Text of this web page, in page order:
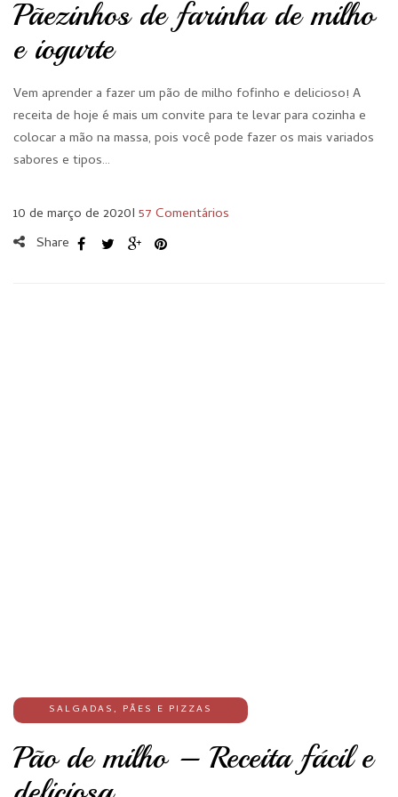
Pãezinhos de farinha de milho
e iogurte
Vem aprender a fazer um pão de milho fofinho e delicioso! A
receita de hoje é mais um convite para te levar para cozinha e
colocar a mão na massa, pois você pode fazer os mais variados
sabores e tipos…
10 de março de 2020I 57 Comentários
Share
SALGADAS, PÃES E PIZZAS
Pão de milho – Receita fácil e